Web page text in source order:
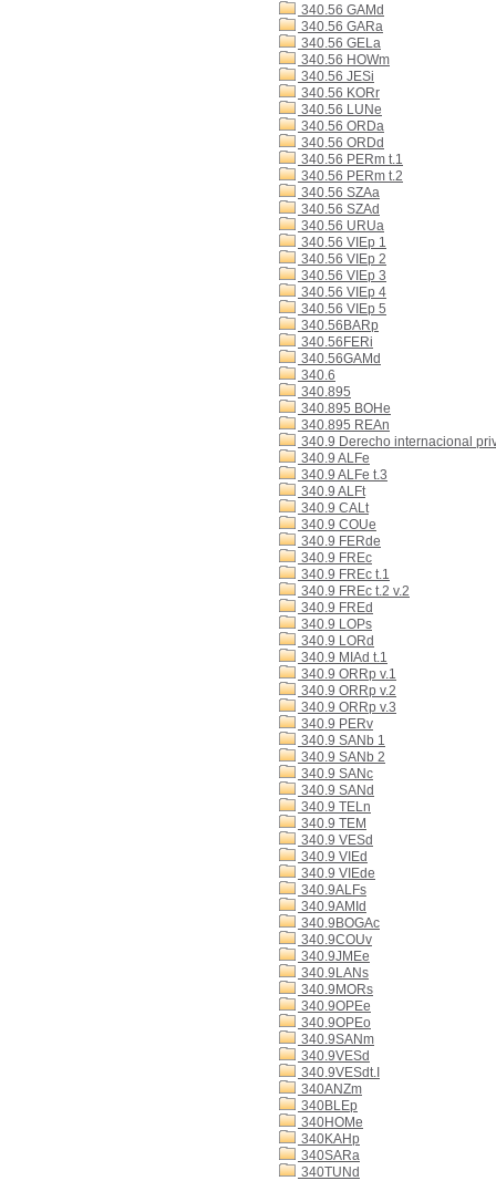
340.56 GAMd
340.56 GARa
340.56 GELa
340.56 HOWm
340.56 JESi
340.56 KORr
340.56 LUNe
340.56 ORDa
340.56 ORDd
340.56 PERm t.1
340.56 PERm t.2
340.56 SZAa
340.56 SZAd
340.56 URUa
340.56 VIEp 1
340.56 VIEp 2
340.56 VIEp 3
340.56 VIEp 4
340.56 VIEp 5
340.56BARp
340.56FERi
340.56GAMd
340.6
340.895
340.895 BOHe
340.895 REAn
340.9 Derecho internacional
340.9 ALFe
340.9 ALFe t.3
340.9 ALFt
340.9 CALt
340.9 COUe
340.9 FERde
340.9 FREc
340.9 FREc t.1
340.9 FREc t.2 v.2
340.9 FREd
340.9 LOPs
340.9 LORd
340.9 MIAd t.1
340.9 ORRp v.1
340.9 ORRp v.2
340.9 ORRp v.3
340.9 PERv
340.9 SANb 1
340.9 SANb 2
340.9 SANc
340.9 SANd
340.9 TELn
340.9 TEM
340.9 VESd
340.9 VIEd
340.9 VIEde
340.9ALFs
340.9AMId
340.9BOGAc
340.9COUv
340.9JMEe
340.9LANs
340.9MORs
340.9OPEe
340.9OPEo
340.9SANm
340.9VESd
340.9VESdt.I
340ANZm
340BLEp
340HOMe
340KAHp
340SARa
340TUNd